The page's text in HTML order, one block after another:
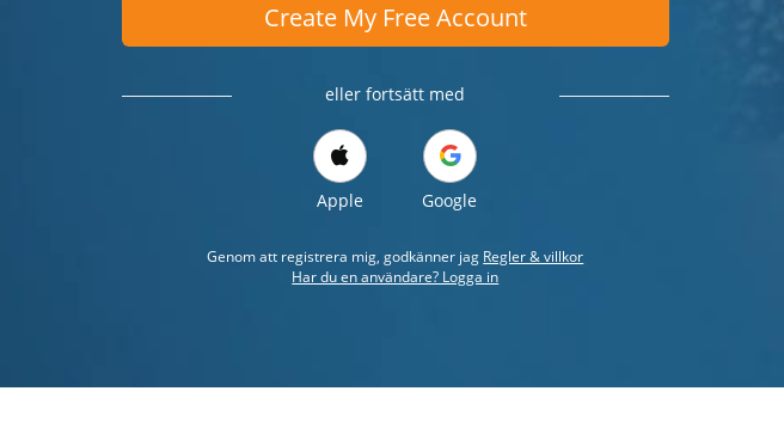
Create My Free Account
eller fortsätt med
Apple Google
Genom att registrera mig, godkänner jag Regler & villkor
Har du en användare? Logga in